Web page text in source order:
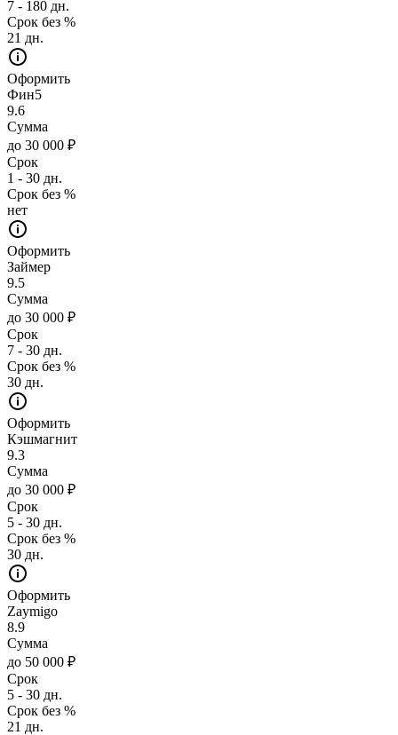
7 - 180 дн.
Срок без %
21 дн.
Оформить
Фин5
9.6
Сумма
до 30 000 ₽
Срок
1 - 30 дн.
Срок без %
нет
Оформить
Займер
9.5
Сумма
до 30 000 ₽
Срок
7 - 30 дн.
Срок без %
30 дн.
Оформить
Кэшмагнит
9.3
Сумма
до 30 000 ₽
Срок
5 - 30 дн.
Срок без %
30 дн.
Оформить
Zaymigo
8.9
Сумма
до 50 000 ₽
Срок
5 - 30 дн.
Срок без %
21 дн.